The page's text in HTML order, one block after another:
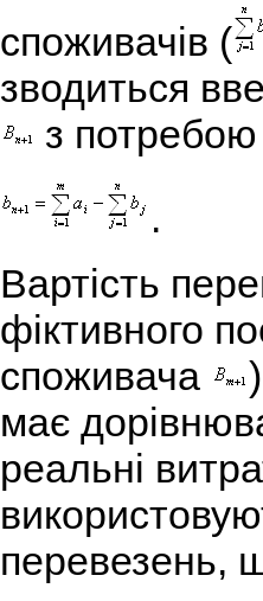
споживачів (
зводиться
з потребою
.
Вартість
фіктивного
споживача
має
реальні
перевезень,